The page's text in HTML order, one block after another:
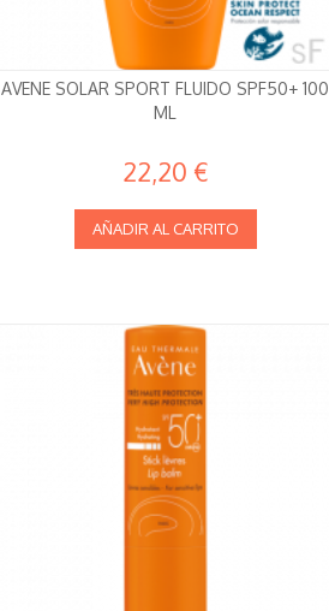
AVENE SOLAR SPORT FLUIDO SPF50+ 100
ML
22,20 €
AÑADIR AL CARRITO